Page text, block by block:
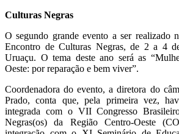
Culturas Negras
O segundo grande evento a ser realizado
Encontro de Culturas Negras, de 2 a 4
Uruaçu. O tema deste ano será as
Oeste: por reparação e bem viver”.
Coordenadora do evento, a diretora do
Prado, conta que, pela primeira vez,
integrada com o VII Congresso
Negras(os) da Região Centro-Oeste